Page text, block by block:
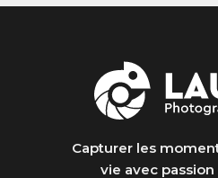
Capturer les
vie avec